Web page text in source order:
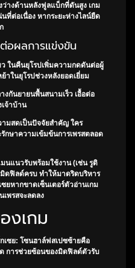
ว่างด้านหลังฟูลแบ็กที่ดันสูง เกม
ต่อเนื่อง หากระยะห่างไลน์ยืด
อผลการแข่งขัน
ว ในคืนยุโรปเพิ่มความกดดันต่อผู้
าในยุโรปช่วงหลังยอดเยี่ยม
กันยายนพื้นสนามเร็ว เอื้อต่อ
เจ้าบ้าน
มสดเป็นปัจจัยสำคัญ ใคร
กษาความเข้มข้นการเพรสตลอด
นแนวรับพร้อมใช้งาน (เช่น รูดิ
มิดฟิลด์ครบ ทำให้มาดริดบริหาร
ยหากขาดเซ็นเตอร์ตัวอ่านเกม
พรสจะลดลง
งเกม
เซย: โซนฮาล์ฟสเปซซ้ายคือ
การช่วยซ้อนของมิดฟิลด์ตัวรับ